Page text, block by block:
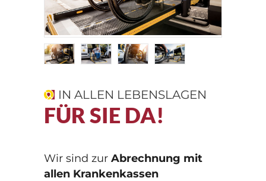
Schülerbeförderung
Flughafentransfer
Aktuelles
Kontakt
Impressum
Datenschutz
IN ALLEN LEBENSLAGEN
FÜR SIE DA!
Wir sind zur Abrechnung mit
allen Krankenkassen